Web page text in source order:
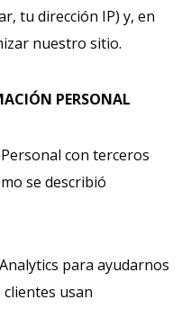
tu dirección IP) y, en
nuestro sitio.
PERSONAL
con terceros
se describió
para ayudarnos
usan